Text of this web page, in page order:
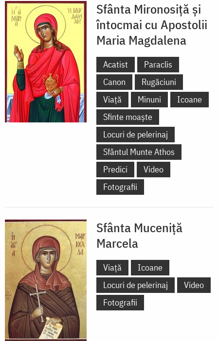
Sfânta Mironosiță și
întocmai cu Apostolii
Maria Magdalena
Acatist
Paraclis
Canon
Rugăciuni
Viață
Minuni
Icoane
Sfinte moaște
Locuri de pelerinaj
Sfântul Munte Athos
Predici
Video
Fotografii
Sfânta Muceniță
Marcela
Viață
Icoane
Locuri de pelerinaj
Video
Fotografii